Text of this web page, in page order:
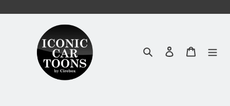
au
RechercherSe connecter
Panier